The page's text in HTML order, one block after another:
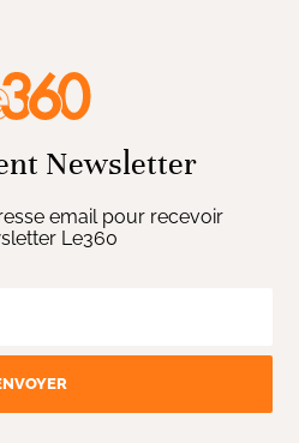
Newsletter
email pour recevoir
Le360